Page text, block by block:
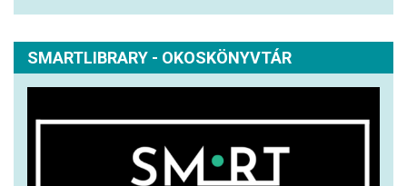
SMARTLIBRARY - OKOSKÖNYVTÁR